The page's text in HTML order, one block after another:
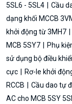
5SL6 - 5SL4
Cầu
dạng khối MCCB
khởi động từ 3MH7
MCB 5SY7
Phụ
sử dụng bộ điều
cực
Rơ-le khởi
RCCB
Cầu dao tự
AC cho MCB 5SY